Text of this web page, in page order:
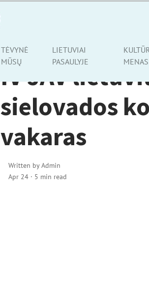
TĖVYNĖ
MŪSŲ
LIETUVIAI
PASAULYJE
MENAS
RELIGIJA
IV JAV
sielovados
vakaras
Written byAdmin
Apr 24 · 5 min read